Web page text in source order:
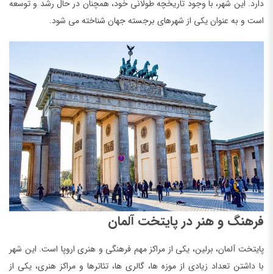
دارد. این شهر، با وجود تاریخچه طولانی خود، همچنان در حال رشد و توسعه
است و به عنوان یکی از شهرهای برجسته جهان شناخته می شود.
فرهنگ و هنر در پایتخت آلمان
پایتخت آلمان، برلین، یکی از مراکز مهم فرهنگی و هنری اروپا است. این شهر
با داشتن تعداد زیادی از موزه ها، گالری ها، تئاترها و مراکز هنری، یکی از